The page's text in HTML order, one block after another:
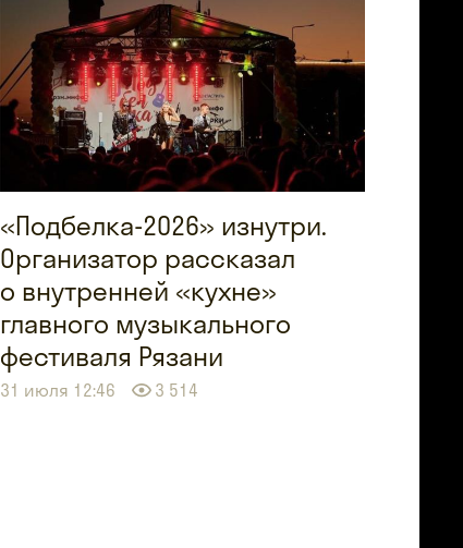
«Подбелка-2026» изнутри.
Организатор рассказал
о внутренней «кухне»
главного музыкального
фестиваля Рязани
31 июля 12:46 3 514